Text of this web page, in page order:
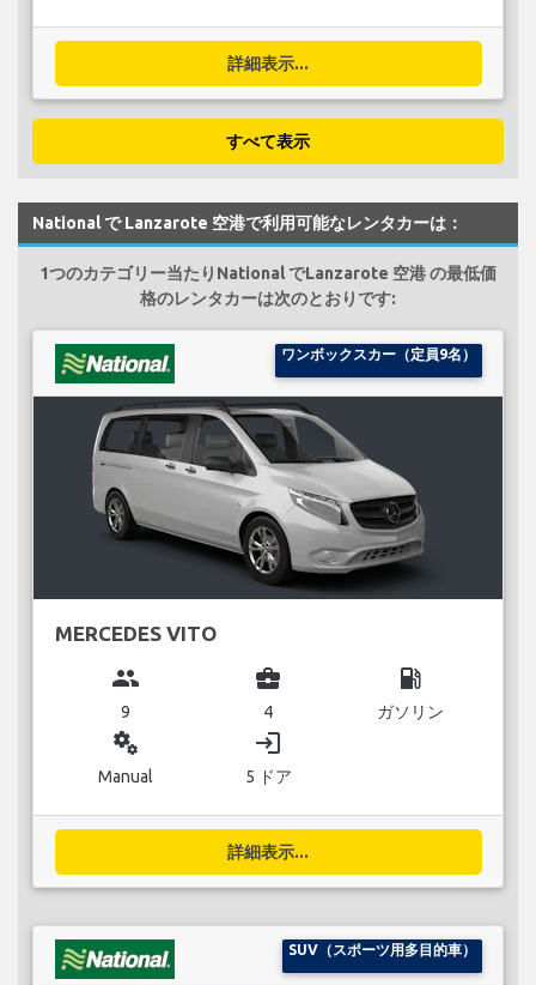
詳細表示...
すべて表示
National で Lanzarote 空港で利用可能なレンタカーは：
1つのカテゴリー当たりNational でLanzarote 空港 の最低価
格のレンタカーは次のとおりです:
ワンボックスカー（定員9名）
MERCEDES VITO
group
9
business_center
4
local_gas_station
ガソリン
miscellaneous_services
Manual
login
5 ドア
詳細表示...
SUV（スポーツ用多目的車）